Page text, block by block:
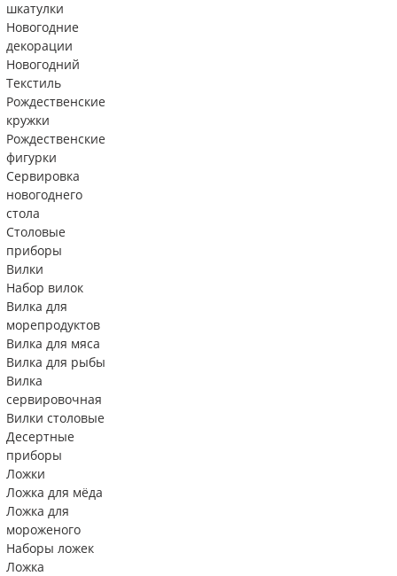
шкатулки
Новогодние
декорации
Новогодний
Текстиль
Рождественские
кружки
Рождественские
фигурки
Сервировка
новогоднего
стола
Столовые
приборы
Вилки
Набор вилок
Вилка для
морепродуктов
Вилка для мяса
Вилка для рыбы
Вилка
сервировочная
Вилки столовые
Десертные
приборы
Ложки
Ложка для мёда
Ложка для
мороженого
Наборы ложек
Ложка